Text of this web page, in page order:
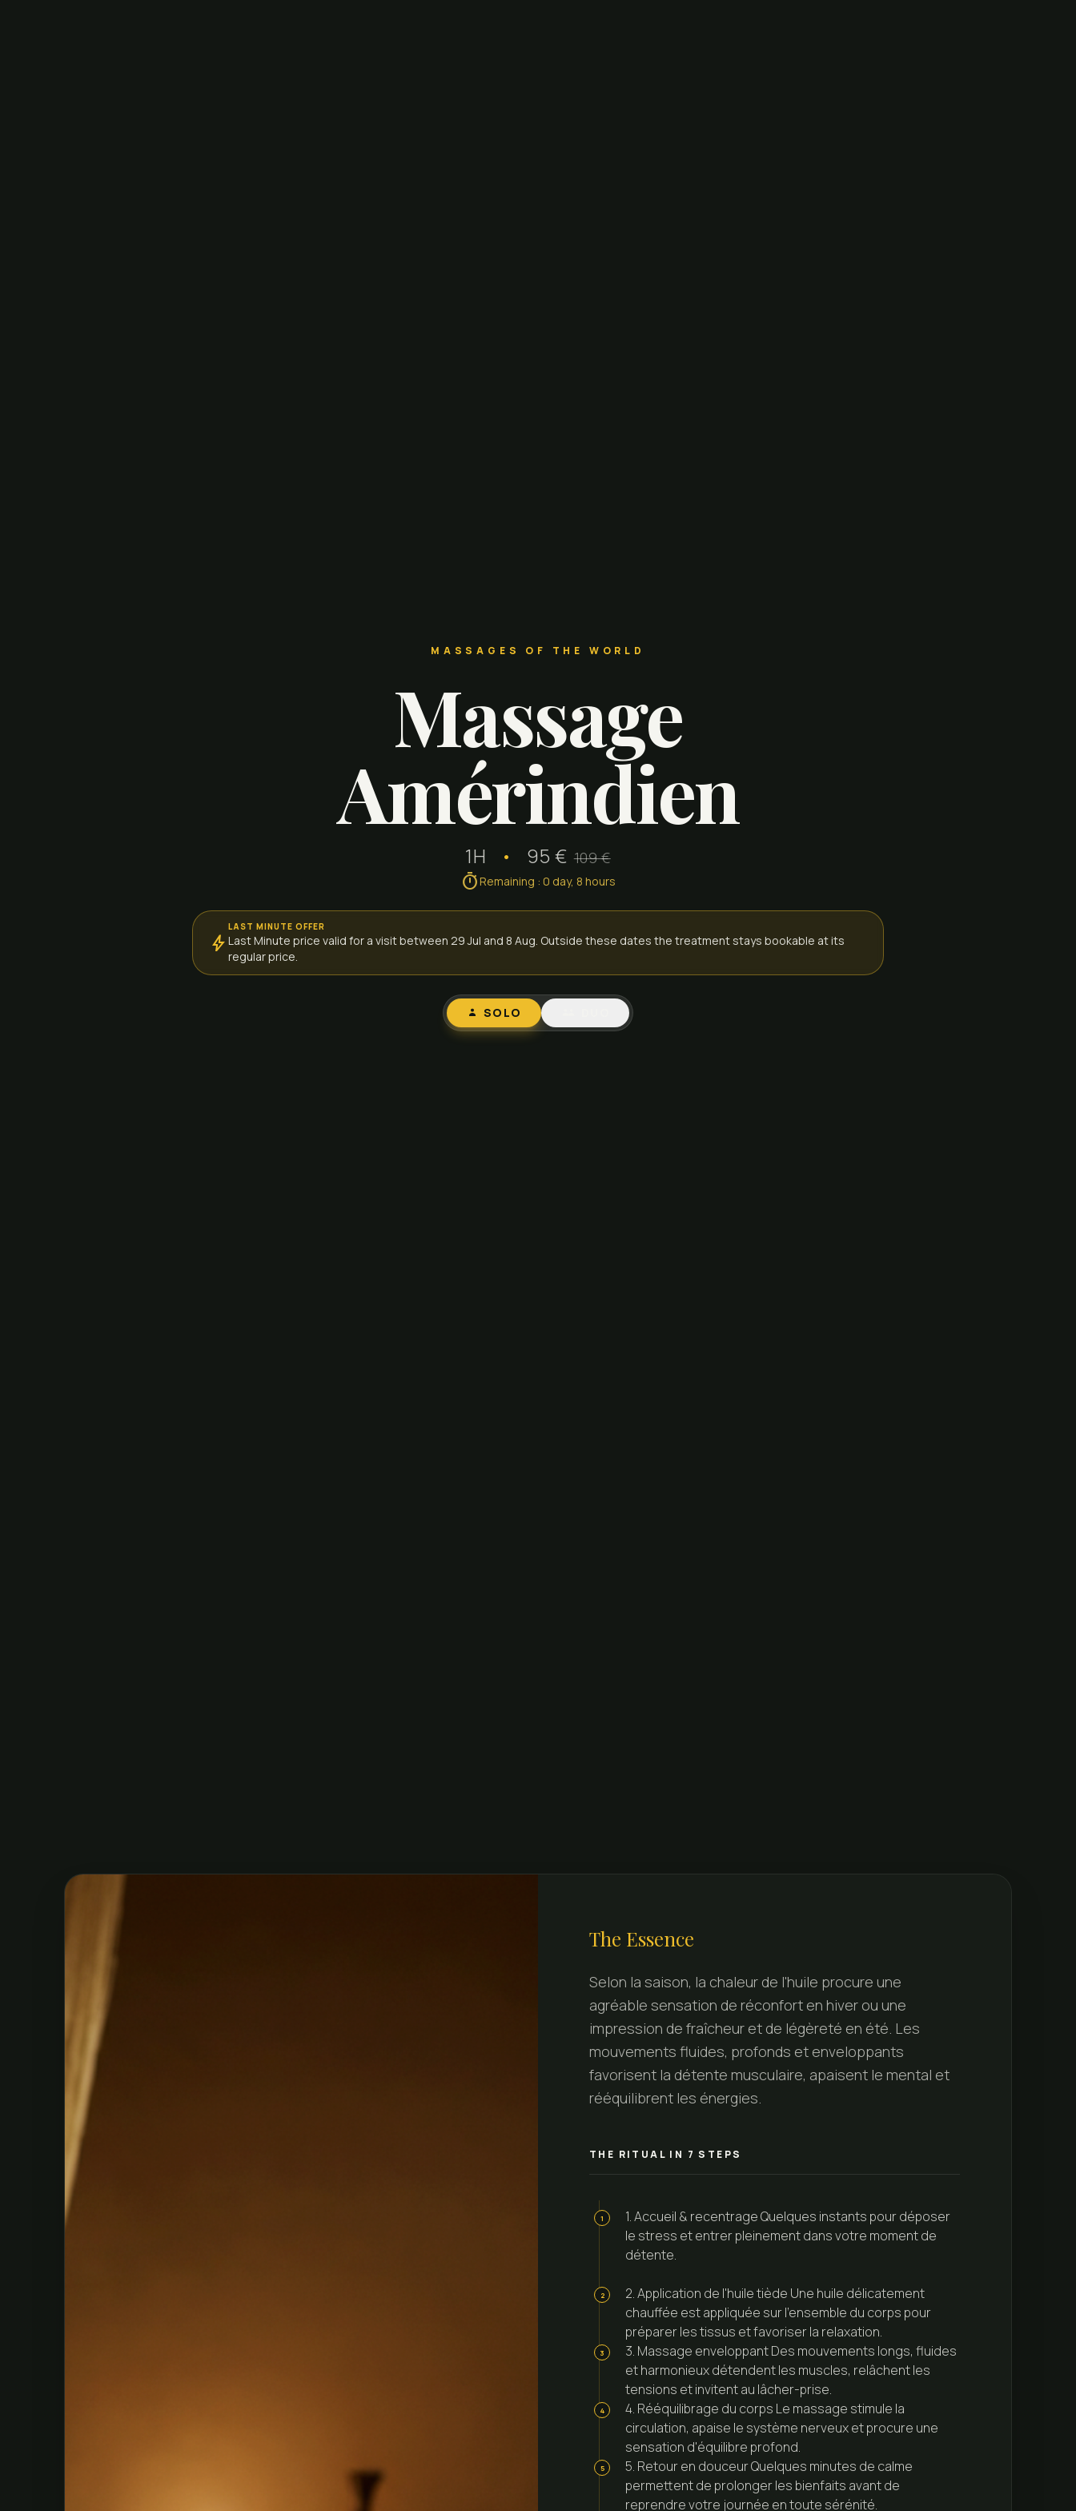
MASSAGES OF THE WORLD
Massage
Amérindien
1H • 95 € 109 €
timerRemaining : 0 day, 8 hours
bolt
LAST MINUTE OFFER
Last Minute price valid for a visit between 29 Jul and 8 Aug. Outside these dates the treatment stays bookable at its
regular price.
SOLO
The Essence
Selon la saison, la chaleur de l'huile procure une
agréable sensation de réconfort en hiver ou une
impression de fraîcheur et de légèreté en été. Les
mouvements fluides, profonds et enveloppants
favorisent la détente musculaire, apaisent le mental et
rééquilibrent les énergies.
THE RITUAL IN 7 STEPS
1
1. Accueil & recentrage Quelques instants pour déposer
le stress et entrer pleinement dans votre moment de
détente.
2
2. Application de l'huile tiède Une huile délicatement
chauffée est appliquée sur l'ensemble du corps pour
préparer les tissus et favoriser la relaxation.
3
3. Massage enveloppant Des mouvements longs, fluides
et harmonieux détendent les muscles, relâchent les
tensions et invitent au lâcher-prise.
4
4. Rééquilibrage du corps Le massage stimule la
circulation, apaise le système nerveux et procure une
sensation d'équilibre profond.
5
5. Retour en douceur Quelques minutes de calme
permettent de prolonger les bienfaits avant de
reprendre votre journée en toute sérénité.